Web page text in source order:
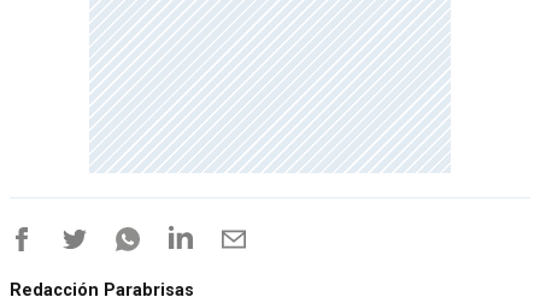
Redacción Parabrisas